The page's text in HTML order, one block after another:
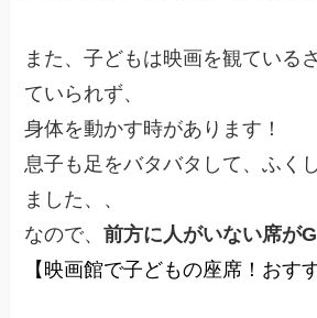
また、子どもは映画を観ている
ていられず、
身体を動かす時があります！
息子も足をバタバタして、ふく
ました、、
なので、前方に人がいない席が
【映画館で子どもの座席！おす